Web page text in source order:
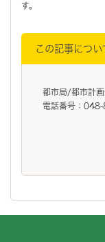
す。
この記事につ
都市局/都市計
電話番号：